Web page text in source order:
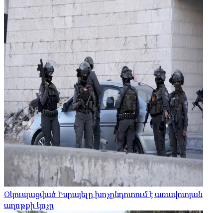
Օկուպացված Իսրայելը խոչընդոտում է առավոտյան
աղոթքի կոչը